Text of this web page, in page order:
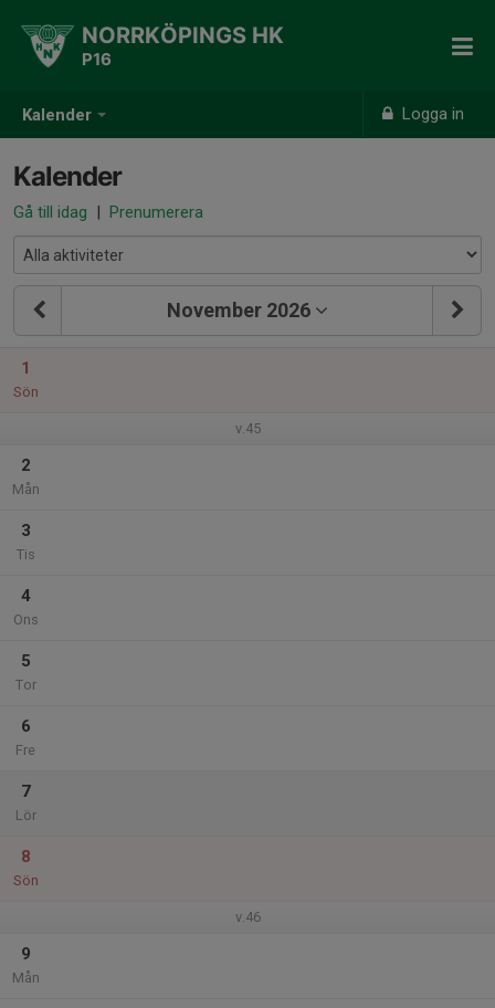
Kalender Logga in
NORRKÖPINGS HK
P16
Kalender
Gå till idag | Prenumerera
November 2026
1
Sön
v.45
2
Mån
3
Tis
4
Ons
5
Tor
6
Fre
7
Lör
8
Sön
v.46
9
Mån